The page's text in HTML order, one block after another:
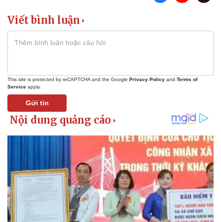
Viết bình luận
This site is protected by reCAPTCHA and the Google Privacy Policy and Terms of
Service apply.
Gửi tin